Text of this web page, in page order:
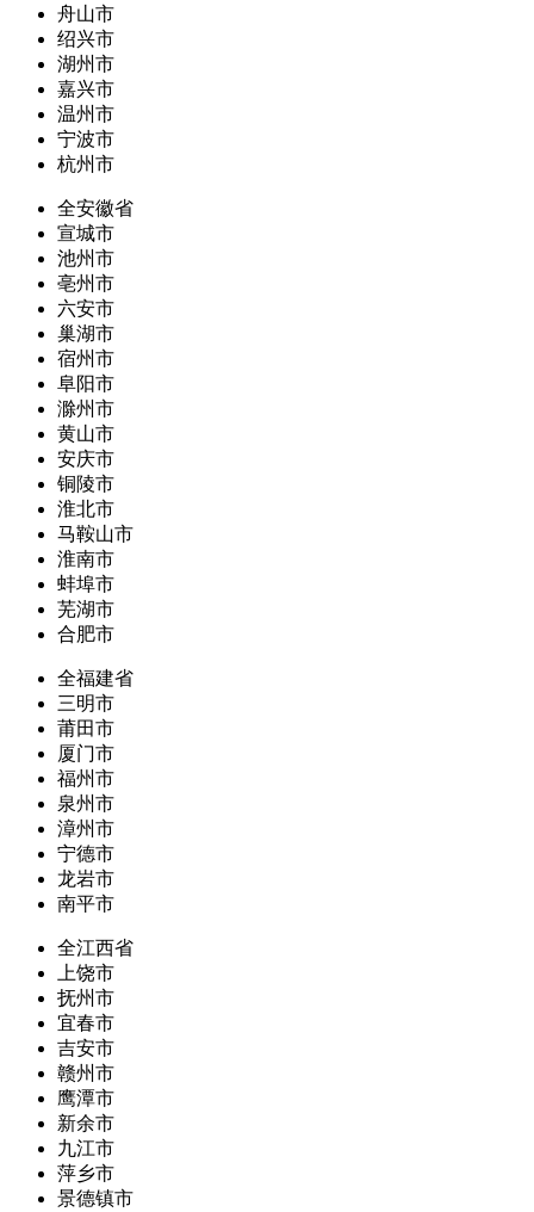
舟山市
绍兴市
湖州市
嘉兴市
温州市
宁波市
杭州市
全安徽省
宣城市
池州市
亳州市
六安市
巢湖市
宿州市
阜阳市
滁州市
黄山市
安庆市
铜陵市
淮北市
马鞍山市
淮南市
蚌埠市
芜湖市
合肥市
全福建省
三明市
莆田市
厦门市
福州市
泉州市
漳州市
宁德市
龙岩市
南平市
全江西省
上饶市
抚州市
宜春市
吉安市
赣州市
鹰潭市
新余市
九江市
萍乡市
景德镇市